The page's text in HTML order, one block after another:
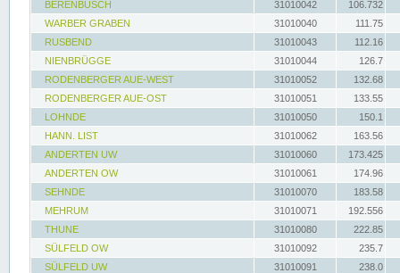
BERENBUSCH
31010042
106.732
WARBER GRABEN
31010040
111.75
RUSBEND
31010043
112.16
NIENBRÜGGE
31010044
126.7
RODENBERGER AUE-WEST
31010052
132.68
RODENBERGER AUE-OST
31010051
133.55
LOHNDE
31010050
150.1
HANN. LIST
31010062
163.56
ANDERTEN UW
31010060
173.425
ANDERTEN OW
31010061
174.96
SEHNDE
31010070
183.58
MEHRUM
31010071
192.556
THUNE
31010080
222.85
SÜLFELD OW
31010092
235.7
SÜLFELD UW
31010091
238.0